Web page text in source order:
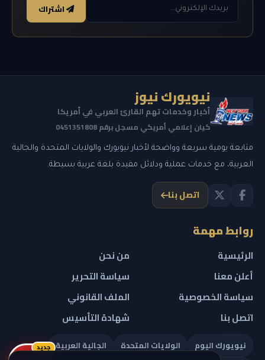
اشتراك
نيويورك نيوز
أخبار وخدمات تهم القارئ العربي في أمريكا
كيان إعلامي أمريكي مسجل برقم 0451351808
متابعة يومية سريعة وواضحة لأخبار نيويورك والولايات المتحدة والجالية
العربية، مع خدمات عملية ودلائل مفيدة بلغة عربية بسيطة.
اتصل بنا
روابط مهمة
الرئيسية
من نحن
أعلن معنا
سياسة التحرير
سياسة الخصوصية
الملف القانوني
اتصل بنا
شهادة التأسيس
نيويورك اليوم الولايات المتحدة الجالية العربية جديد